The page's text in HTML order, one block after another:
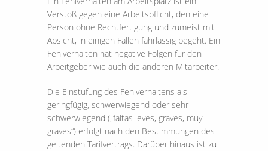
Verstoß gegen eine Arbeitspflicht, den eine
Person ohne Rechtfertigung und zumeist mit
Absicht, in einigen Fällen fahrlässig begeht. Ein
Fehlverhalten hat negative Folgen für den
Arbeitgeber wie auch die anderen Mitarbeiter.
Die Einstufung des Fehlverhaltens als
geringfügig, schwerwiegend oder sehr
schwerwiegend („faltas leves, graves, muy
graves“) erfolgt nach den Bestimmungen des
geltenden Tarifvertrags. Darüber hinaus ist zu